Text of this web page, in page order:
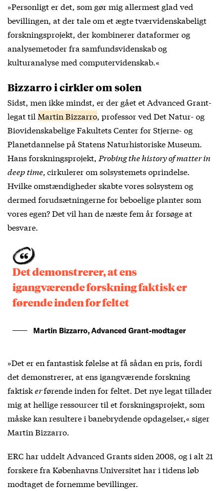
»Personligt er det, som gør mig allermest glad ved
bevillingen, at der tale om et ægte tværvidenskabeligt
forskningsprojekt, der kombinerer dataformer og
analysemetoder fra samfundsvidenskab og
kulturanalyse med computervidenskab.«
Bizzarro i cirkler om solen
Sidst, men ikke mindst, er der gået et Advanced Grant-
legat til Martin Bizzarro, professor ved Det Natur- og
Biovidenskabelige Fakultets Center for Stjerne- og
Planetdannelse på Statens Naturhistoriske Museum.
Hans forskningsprojekt, Probing the history of matter in
deep time, cirkulerer om solsystemets oprindelse.
Hvilke omstændigheder skabte vores solsystem og
dermed forudsætningerne for beboelige planter som
vores egen? Det vil han de næste fem år forsøge at
besvare.
Det demonstrerer, at ens
igangværende forskning faktisk er
førende inden for feltet
Martin Bizzarro, Advanced Grant-modtager
»Det er en fantastisk følelse at få sådan en pris, fordi
det demonstrerer, at ens igangværende forskning
faktiskerførende inden for feltet. Det nye legat tillader
mig at hellige ressourcer til et forskningsprojekt, som
måske kan resultere i banebrydende opdagelser,« siger
Martin Bizzarro.
ERC har uddelt Advanced Grants siden 2008, og i alt21
forskere fra Københavns Universitethar i tidens løb
modtaget de fornemme bevillinger.